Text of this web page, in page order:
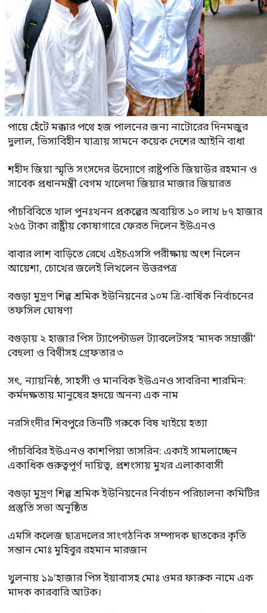
পায়ে হেঁটে মক্কার পথে হজ পালনের জন্য নাটোরের দিনমজুর
দুলাল, ভিসাবিহীন যাত্রায় সামনে কয়েক দেশের আইনি বাধা
শহীদ জিয়া স্মৃতি সংসদের উদ্যোগে রাষ্ট্রপতি জিয়াউর রহমান ও
সাবেক প্রধানমন্ত্রী বেগম খালেদা জিয়ার মাজার জিয়ারত
পাঁচবিবিতে খাল পুনঃখনন প্রকল্পের অব্যয়িত ১০ লাখ ৮৭ হাজার
২৬৫ টাকা রাষ্ট্রীয় কোষাগারে ফেরত দিলেন ইউএনও
বাবার লাশ বাড়িতে রেখে এইচএসসি পরীক্ষায় অংশ নিলেন
আয়েশা, চোখের জলেই লিখলেন উত্তরপত্র
বগুড়া মুদ্রণ শিল্প শ্রমিক ইউনিয়নের ১০ম ত্রি-বার্ষিক নির্বাচনের
তফসিল ঘোষণা
বগুড়ায় ২ হাজার পিস ট্যাপেন্টাডল ট্যাবলেটসহ ‘মাদক সম্রাজ্ঞী’
বেহুলা ও বিথীসহ গ্রেফতার ৩
সৎ, ন্যায়নিষ্ঠ, সাহসী ও মানবিক ইউএনও সাবরিনা শারমিন:
কর্মদক্ষতায় মানুষের হৃদয়ে অনন্য এক নাম
নরসিংদীর শিবপুরে তিনটি গরুকে বিষ খাইয়ে হত্যা
পাঁচবিবির ইউএনও কাশপিয়া তাসরিন: একাই সামলাচ্ছেন
একাধিক গুরুত্বপূর্ণ দায়িত্ব, প্রশংসায় মুখর এলাকাবাসী
বগুড়া মুদ্রণ শিল্প শ্রমিক ইউনিয়নের নির্বাচন পরিচালনা কমিটির
প্রস্তুতি সভা অনুষ্ঠিত
এমসি কলেজ ছাত্রদলের সাংগঠনিক সম্পাদক ছাতকের কৃতি
সন্তান মোঃ মুহিবুর রহমান মারজান
খুলনায় ১৯’হাজার পিস ইয়াবাসহ মোঃ ওমর ফারুক নামে এক
মাদক কারবারি আটক।